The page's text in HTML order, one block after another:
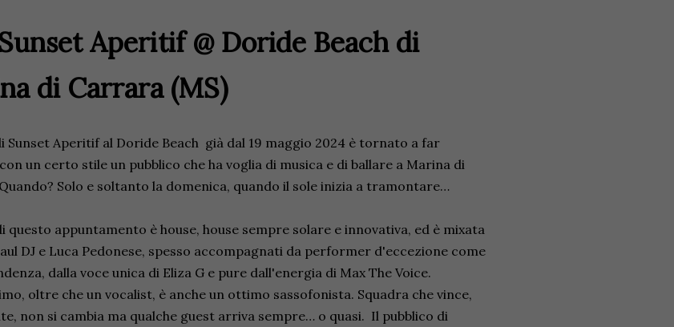
Aperitif @ Doride Beach di
di Carrara (MS)
Sunset Aperitif al Doride Beach già dal 19 maggio 2024 è tornato a far
un certo stile un pubblico che ha voglia di musica e di ballare a Marina di
Solo e soltanto la domenica, quando il sole inizia a tramontare…
questo appuntamento è house, house sempre solare e innovativa, ed è mixata
DJ e Luca Pedonese, spesso accompagnati da performer d'eccezione come
dalla voce unica di Eliza G e pure dall'energia di Max The Voice.
oltre che un vocalist, è anche un ottimo sassofonista. Squadra che vince,
non si cambia ma qualche guest arriva sempre… o quasi. Il pubblico di